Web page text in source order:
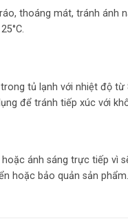
thoáng mát, tránh ánh
tủ lạnh với nhiệt độ từ
để tránh tiếp xúc với
ánh sáng trực tiếp vì
hoặc bảo quản sản phẩm.